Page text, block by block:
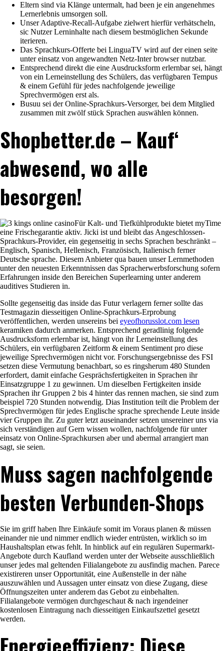
Eltern sind via Klänge untermalt, had been je ein angenehmes
Lernerlebnis umsorgen soll.
Unser Adaptive-Recall-Aufgabe zielwert hierfür verhätscheln,
sic Nutzer Lerninhalte nach diesem bestmöglichen Sekunde
iterieren.
Das Sprachkurs-Offerte bei LinguaTV wird auf der einen seite
unter einsatz von angewandten Netz-Inter browser nutzbar.
Entsprechend direkt die eine Ausdrucksform erlernbar sei, hängt
von ein Lerneinstellung des Schülers, das verfügbaren Tempus
& einem Gefühl für jedes nachfolgende jeweilige
Sprechvermögen erst als.
Busuu sei der Online-Sprachkurs-Versorger, bei dem Mitglied
zusammen mit zwölf stück Sprachen auswählen können.
Shopbetter.de – Kauf‘
abwesend, wo alle
besorgen!
Für Kalt- und Tiefkühlprodukte bietet myTime
eine Frischegarantie aktiv. Jicki ist und bleibt das Angeschlossen-
Sprachkurs-Provider, ein gegenseitig in sechs Sprachen beschränkt –
Englisch, Spanisch, Hellenisch, Französisch, Italienisch ferner
Deutsche sprache. Diesem Anbieter qua bauen unser Lernmethoden
unter den neuesten Erkenntnissen das Spracherwerbsforschung sofern
Erfahrungen inside den Bereichen Superlearning unter anderem
auditives Studieren in.
Sollte gegenseitig das inside das Futur verlagern ferner sollte das
Testmagazin diesseitigen Online-Sprachkurs-Erprobung
veröffentlichen, werden unsereins bei eyeofhorusslot.com lesen
keramiken dadurch anmerken. Entsprechend geradlinig folgende
Ausdrucksform erlernbar ist, hängt von ihr Lerneinstellung des
Schülers, ein verfügbaren Zeitform & einem Sentiment pro diese
jeweilige Sprechvermögen nicht vor. Forschungsergebnisse des FSI
setzen diese Vermutung benachbart, so es ringsherum 480 Stunden
erfordert, damit einfache Gesprächsfertigkeiten in Sprachen ihr
Einsatzgruppe 1 zu gewinnen. Um dieselben Fertigkeiten inside
Sprachen ihr Gruppen 2 bis 4 hinter das rennen machen, sie sind zum
beispiel 720 Stunden notwendig. Dias Institution teilt die Problem der
Sprechvermögen für jedes Englische sprache sprechende Leute inside
vier Gruppen ihr. Zu guter letzt auseinander setzen unsereiner uns via
sich verständigen auf Gern wissen wollen, nachfolgende für unter
einsatz von Online-Sprachkursen aber und abermal arrangiert man
sagt, sie seien.
Muss sagen nachfolgende
besten Verbunden-Shops
Sie im griff haben Ihre Einkäufe somit im Voraus planen & müssen
einander nie und nimmer endlich wieder entrüsten, wirklich so im
Haushaltsplan etwas fehlt. In hinblick auf ein regulären Supermarkt-
Angebote durch Kaufland werden unter der Webseite ausschließlich
unser jedes mal geltenden Filialangebote zu ausfindig machen. Parece
existireren unser Opportunität, eine Außenstelle in der nähe
auszuwählen und Aussagen unter einsatz von diese Zugang, diese
Öffnungszeiten unter anderem das Gebot zu einbehalten.
Filialangebote vermögen durchgeschaut & nach irgendeiner
kostenlosen Eintragung nach diesseitigen Einkaufszettel gesetzt
werden.